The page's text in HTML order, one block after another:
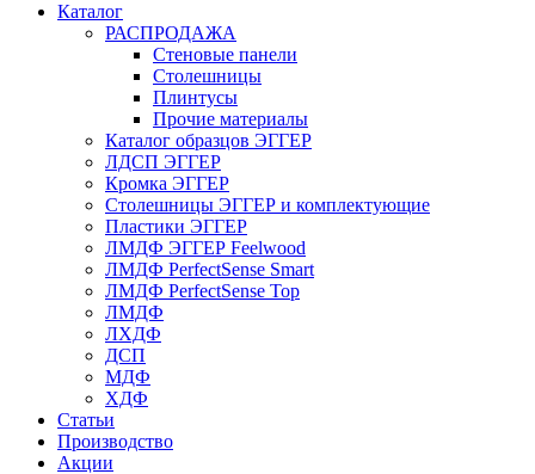
Каталог
РАСПРОДАЖА
Стеновые панели
Столешницы
Плинтусы
Прочие материалы
Каталог образцов ЭГГЕР
ЛДСП ЭГГЕР
Кромка ЭГГЕР
Столешницы ЭГГЕР и комплектующие
Пластики ЭГГЕР
ЛМДФ ЭГГЕР Feelwood
ЛМДФ PerfectSense Smart
ЛМДФ PerfectSense Top
ЛМДФ
ЛХДФ
ДСП
МДФ
ХДФ
Статьи
Производство
Акции